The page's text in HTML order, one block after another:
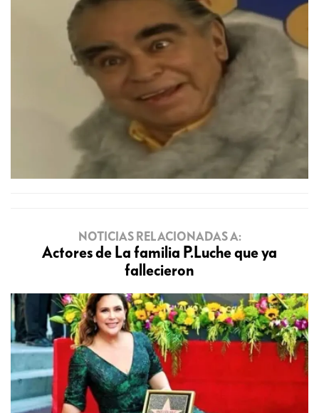
NOTICIAS RELACIONADAS A:
Actores de La familia P.Luche que ya
fallecieron